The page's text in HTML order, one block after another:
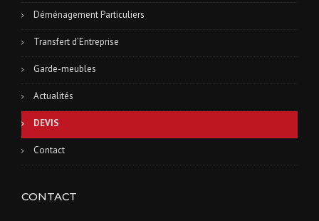
Déménagement Particuliers
Transfert d’Entreprise
Garde-meubles
Actualités
DEVIS
Contact
CONTACT